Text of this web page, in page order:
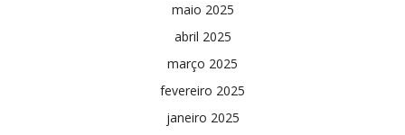
maio 2025
abril 2025
março 2025
fevereiro 2025
janeiro 2025